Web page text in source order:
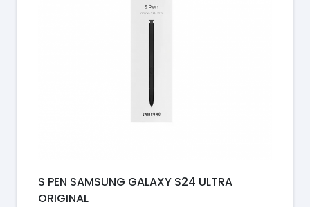
S PEN SAMSUNG GALAXY S24 ULTRA
ORIGINAL